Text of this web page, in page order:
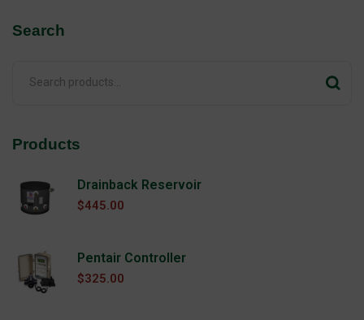
Search
Products
Drainback Reservoir
$445.00
Pentair Controller
$325.00